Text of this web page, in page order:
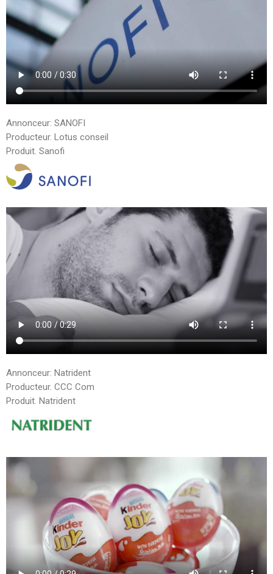
Annonceur: SANOFI
Producteur. Lotus conseil
Produit. Sanofi
Annonceur: Natrident
Producteur. CCC Com
Produit. Natrident